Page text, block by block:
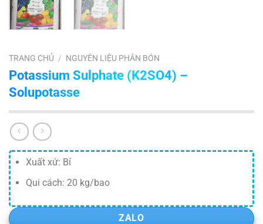
TRANG CHỦ / NGUYÊN LIỆU PHÂN BÓN
Potassium Sulphate (K2SO4) –
Solupotasse
Xuất xứ: Bỉ
Qui cách: 20 kg/bao
ZALO